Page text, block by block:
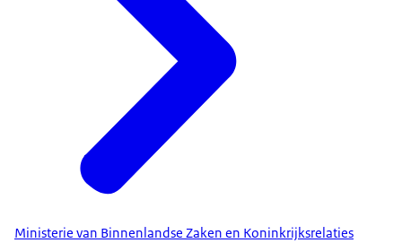
Ministerie van Binnenlandse Zaken en Koninkrijksrelaties